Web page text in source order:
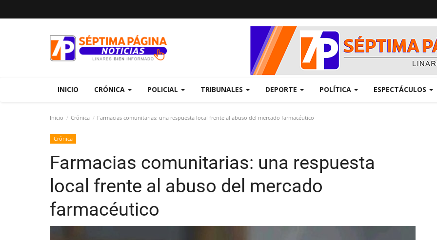
INICIO CRÓNICA POLICIAL TRIBUNALES DEPORTE POLÍTICA ESPECTÁCULOS
Inicio Crónica Farmacias comunitarias: una respuesta local frente al abuso del mercado farmacéutico
Crónica
Farmacias comunitarias: una respuesta
local frente al abuso del mercado
farmacéutico